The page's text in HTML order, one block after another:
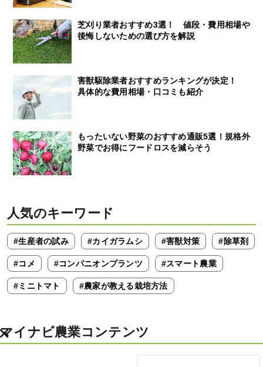
芝刈り業者おすすめ3選！ 値段・費用相場や
後悔しないための選び方を解説
害獣駆除業者おすすめランキングが決定！
具体的な費用相場・口コミも紹介
もったいない野菜のおすすめ通販5選！規格外
野菜でお得にフードロスを減らそう
人気のキーワード
#生産者の試み #カイガラムシ #害獣対策 #除草剤
#コメ #コンパニオンプランツ #スマート農業
#ミニトマト #農家が教える栽培方法
マイナビ農業コンテンツ